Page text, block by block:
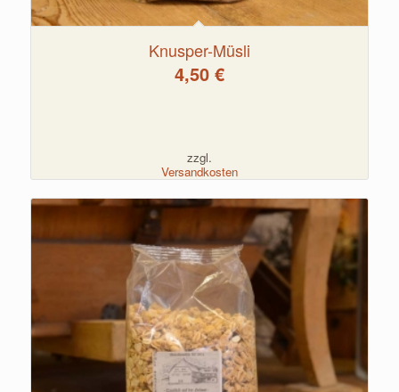
Knusper-Müsli
4,50 €
zzgl.
Versandkosten